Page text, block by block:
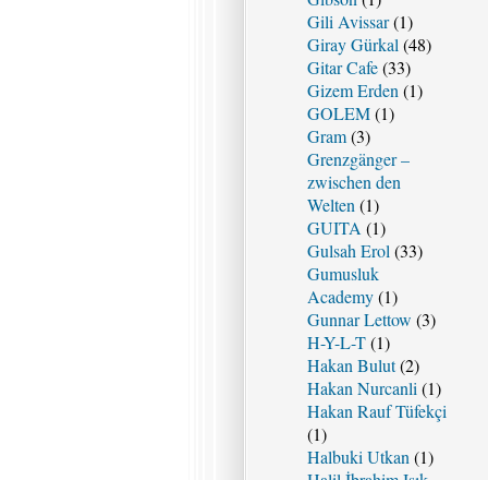
Gili Avissar(1)
Giray Gürkal (48)
Gitar Cafe(33)
Gizem Erden (1)
GOLEM(1)
Gram(3)
Grenzgänger –
zwischen den
Welten (1)
GUITA (1)
Gulsah Erol (33)
Gumusluk
Academy(1)
Gunnar Lettow (3)
H-Y-L-T(1)
Hakan Bulut(2)
Hakan Nurcanli (1)
Hakan Rauf Tüfekçi
(1)
Halbuki Utkan (1)